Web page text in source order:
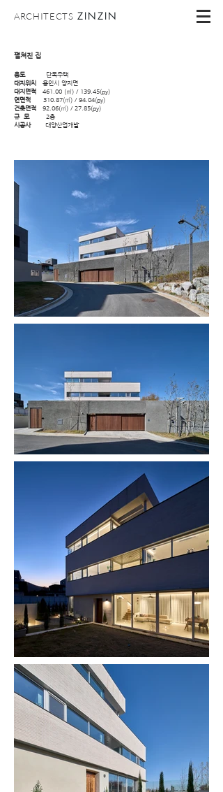
ARCHITECTS ZINZIN
펼쳐진 집
용도단독주택
대지위치
용인시 양지면
대지면적 461.00 (㎡) / 139.45(py)
연면적 310.87(㎡) / 94.04(py)
건축면적 92.06(㎡) / 27.85(py)
규 모
2층
시공사
대양산업개발